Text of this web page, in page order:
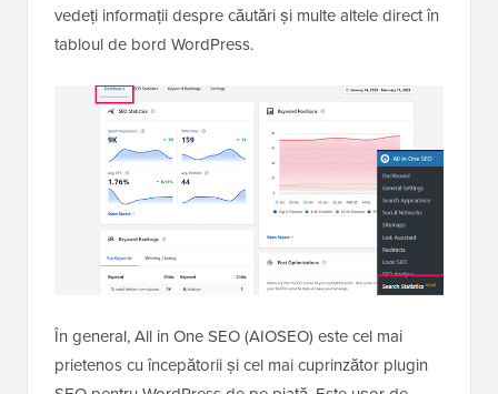
vedeți informații despre căutări și multe altele direct în
tabloul de bord WordPress.
În general, All in One SEO (AIOSEO) este cel mai
prietenos cu începătorii și cel mai cuprinzător plugin